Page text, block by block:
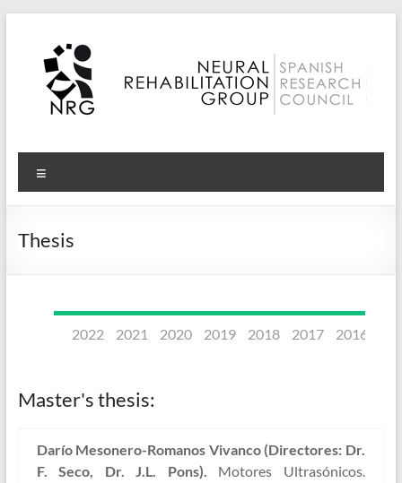
content
Neural
Rehabilitation
Group
Thesis
2022 2021 2020 2019 2018 2017 2016
Master's thesis:
Darío Mesonero-Romanos Vivanco (Directores: Dr.
F. Seco, Dr. J.L. Pons). Motores Ultrasónicos.